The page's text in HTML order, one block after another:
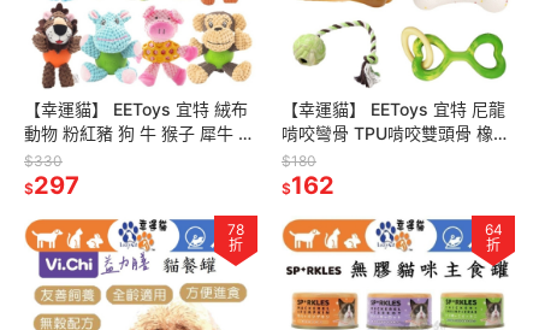
【幸運貓】 EEToys 宜特 絨布
動物 粉紅豬 狗 牛 猴子 犀牛 獅
子 河馬 大象 寵物玩具 狗玩具
璦寶
$330
$297
【幸運貓】 EEToys 宜特 尼龍
啃咬彎骨 TPU啃咬雙頭骨 橡膠
奶酪啃咬骨 彈力泡棉啃咬骨 8
字橡膠拉環 結繩球
$180
$162
78
折
64
折